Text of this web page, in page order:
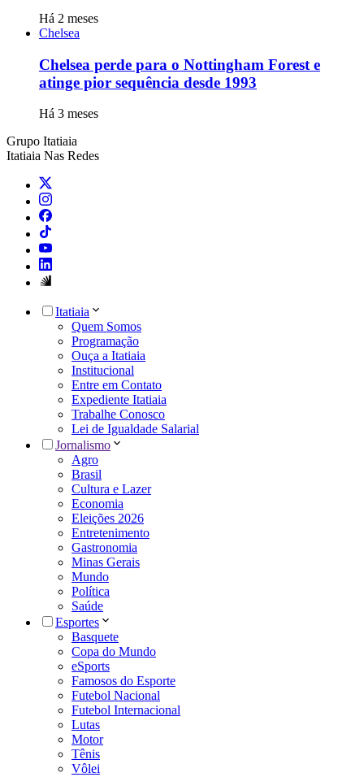
Há 2 meses
Chelsea
Chelsea perde para o Nottingham Forest e
atinge pior sequência desde 1993
Há 3 meses
Grupo Itatiaia
Itatiaia Nas Redes
Itatiaia
Quem Somos
Programação
Ouça a Itatiaia
Institucional
Entre em Contato
Expediente Itatiaia
Trabalhe Conosco
Lei de Igualdade Salarial
Jornalismo
Agro
Brasil
Cultura e Lazer
Economia
Eleições 2026
Entretenimento
Gastronomia
Minas Gerais
Mundo
Política
Saúde
Esportes
Basquete
Copa do Mundo
eSports
Famosos do Esporte
Futebol Nacional
Futebol Internacional
Lutas
Motor
Tênis
Vôlei